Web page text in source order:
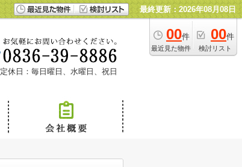
最終更新：2026年08月08日
00件
最近見た物件
00件
検討リスト
定休日：毎日曜日、水曜日、祝日